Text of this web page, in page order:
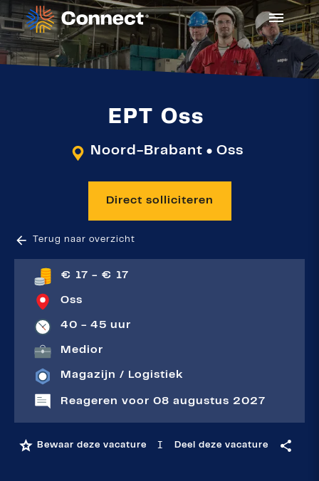
EPT Oss
Noord-Brabant ● Oss
Direct solliciteren
Terug naar overzicht
€ 17 - € 17
Oss
40 - 45 uur
Medior
Magazijn / Logistiek
Reageren voor 08 augustus 2027
Bewaar deze vacature I Deel deze vacature